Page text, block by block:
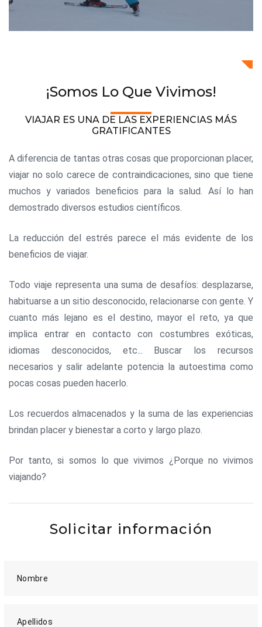
¡Somos Lo Que Vivimos!
VIAJAR ES UNA DE LAS EXPERIENCIAS MÁS
GRATIFICANTES
A diferencia de tantas otras cosas que proporcionan placer,
viajar no solo carece de contraindicaciones, sino que tiene
muchos y variados beneficios para la salud. Así lo han
demostrado diversos estudios científicos.
La reducción del estrés parece el más evidente de los
beneficios de viajar.
Todo viaje representa una suma de desafíos: desplazarse,
habituarse a un sitio desconocido, relacionarse con gente. Y
cuanto más lejano es el destino, mayor el reto, ya que
implica entrar en contacto con costumbres exóticas,
idiomas desconocidos, etc... Buscar los recursos
necesarios y salir adelante potencia la autoestima como
pocas cosas pueden hacerlo.
Los recuerdos almacenados y la suma de las experiencias
brindan placer y bienestar a corto y largo plazo.
Por tanto, si somos lo que vivimos ¿Porque no vivimos
viajando?
Solicitar información
Nombre
Apellidos